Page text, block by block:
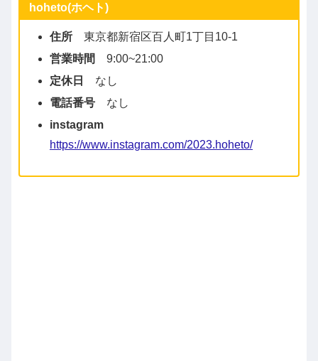
hoheto(ホヘト)
住所​東京都新宿区百人町1丁目10-1
営業時間
9:00~21:00
定休日 なし
電話番号なし
instagram
https://www.instagram.com/2023.hoheto/